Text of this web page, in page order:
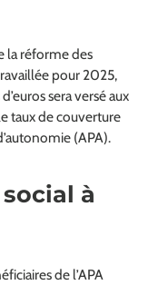
la réforme des
pour 2025,
sera versé aux
taux de couverture
(APA).
à
de l’APA